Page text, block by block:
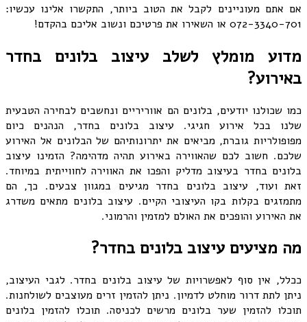
אם אתם מעוניינים לקבל את הטוב ביותר, התקשרו אלינו עכשיו:
072-3340-701 או השאירו את פרטיכם ונשוב אליכם בהקדם!
מדוע מומלץ לשלב עיצוב בלונים בחדר
באירוע?
כמו שכולנו יודעים, בלונים הם אווריריים ונחשבים לבחירה הטבעית
שלנו בכל אירוע חגיגי. עיצוב בלונים בחדר, הנהנים כיום
מפופולריות גוברת, מביאים את יתרונותיהם של הבלונים אל האירוע
שלכם. חשוב לכם שהאווירה באירוע תהיה מדהימה? הזמינו עיצוב
בלונים בחדר בעיצוב מדליק והפכו את האווירה לחווייתית במיוחד.
זאת ועוד, עיצוב בלונים בחדר מגיעים במגוון צבעים. כך, הם
מתמזגים בקלות בקו העיצובי הקיים. עיצוב בלונים מתאים משדרג
את האירוע והופכים את האולם למזמין והרמוני.
מה מציעים עיצוב בלונים בחדר?
ככלל, אין סוף לאפשרויות של עיצוב בלונים בחדר. לגבי העיצוב,
ניתן לתת דרור מוחלט לדמיון. ניתן להזמין זרים מעוצבים לשולחנות.
תוכלו להזמין שער בלונים מרשים לכניסה. תוכלו להזמין בלונים